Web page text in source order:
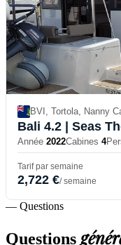
BVI, Tortola, Nanny
Bali 4.2 | Seas
Année 2022Cabines 4
Tarif par semaine
2,722 €/ semaine
— Questions
Questions